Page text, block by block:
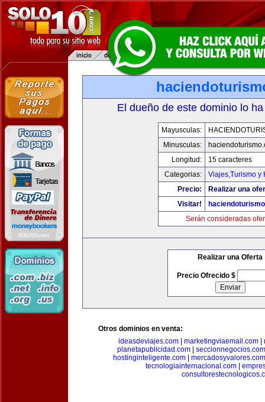
El dueño de este dominio lo
Mayusculas:
Minusculas:
Longitud:
15 caracteres
Categorias:
Viajes,Turismo y
Precio:
Realizar una
Visitar!
Serán consideradas
Realizar una Oferta
Precio Ofrecido $
Otros dominios en venta:
ideasdeviajes.com| marketingviaemail.com|
planetapublicidad.com| seccionnegocios.com
hostinginteligente.com
mercadosyvalores.com
tecnologiainternacional.com|